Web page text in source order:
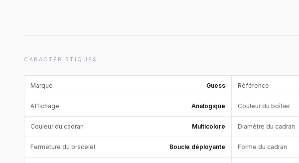
CARACTÉRISTIQUES
Marque Guess Référence
Affichage Analogique Couleur du boîtier
Couleur du cadran Multicolore Diamètre du cadran
Fermeture du bracelet Boucle déployante Forme du cadran